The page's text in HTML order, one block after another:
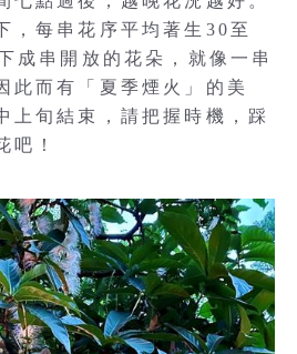
，每串花序平均著生30至
成串開放的花朵，就像一串
此而有「夏季煙火」的美
上旬結束，請把握時機，踩
吧！